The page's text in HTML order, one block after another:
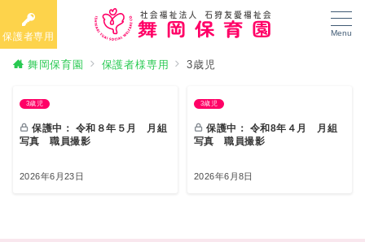
Menu
保護者専用
舞岡保育園 保護者様専用 3歳児
3歳児
保護中： 令和８年５月 月組
写真 職員撮影
2026年6月23日
3歳児
保護中： 令和8年４月 月組
写真 職員撮影
2026年6月8日